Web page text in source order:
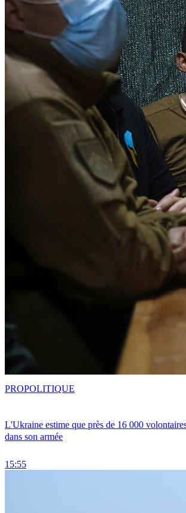
L'Ukraine estime que près de 16 000
dans son armée
15:55
PROPOLITIQUE